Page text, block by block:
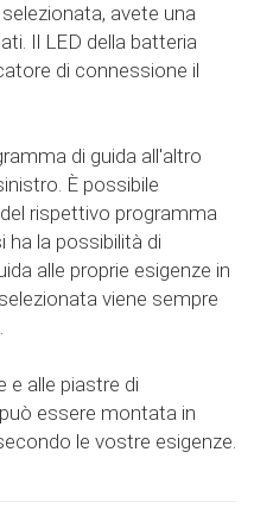
avete una
Il LED della batteria
di connessione il
di guida all'altro
È possibile
rispettivo programma
ha la possibilità di
alle proprie esigenze in
viene sempre
e alle piastre di
essere montata in
le vostre esigenze.